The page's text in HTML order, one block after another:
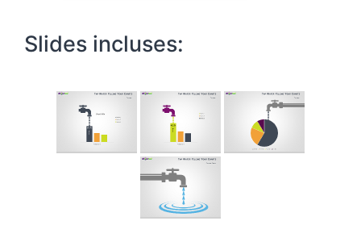
Slides incluses: